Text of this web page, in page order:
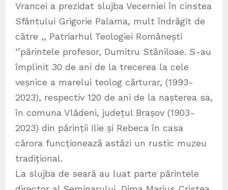
Vrancei a prezidat slujba Vecerniei în cinstea
Sfântului Grigorie Palama, mult îndrăgit de
către ,, Patriarhul Teologiei Românești
‘’părintele profesor, Dumitru Stăniloae. S-au
împlinit 30 de ani de la trecerea la cele
veșnice a marelui teolog cărturar, (1993-
2023), respectiv 120 de ani de la nașterea sa,
în comuna Vlădeni, județul Brașov (1903-
2023) din părinții Ilie și Rebeca în casa
cărora funcționează astăzi un rustic muzeu
tradițional.
La slujba de seară au luat parte părintele